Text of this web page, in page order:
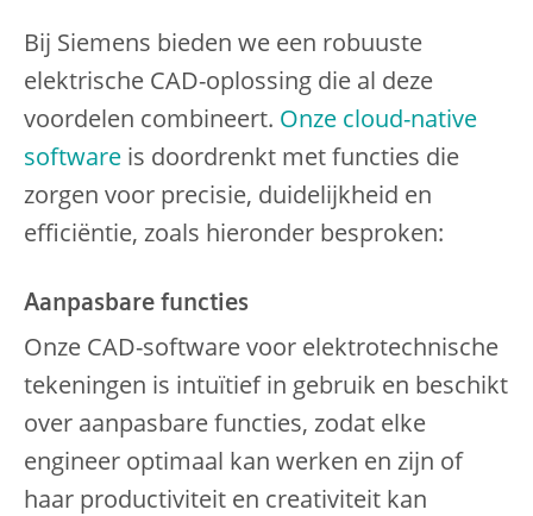
Bij Siemens bieden we een robuuste
elektrische CAD-oplossing die al deze
voordelen combineert. Onze cloud-native
software is doordrenkt met functies die
zorgen voor precisie, duidelijkheid en
efficiëntie, zoals hieronder besproken:
Aanpasbare functies
Onze CAD-software voor elektrotechnische
tekeningen is intuïtief in gebruik en beschikt
over aanpasbare functies, zodat elke
engineer optimaal kan werken en zijn of
haar productiviteit en creativiteit kan